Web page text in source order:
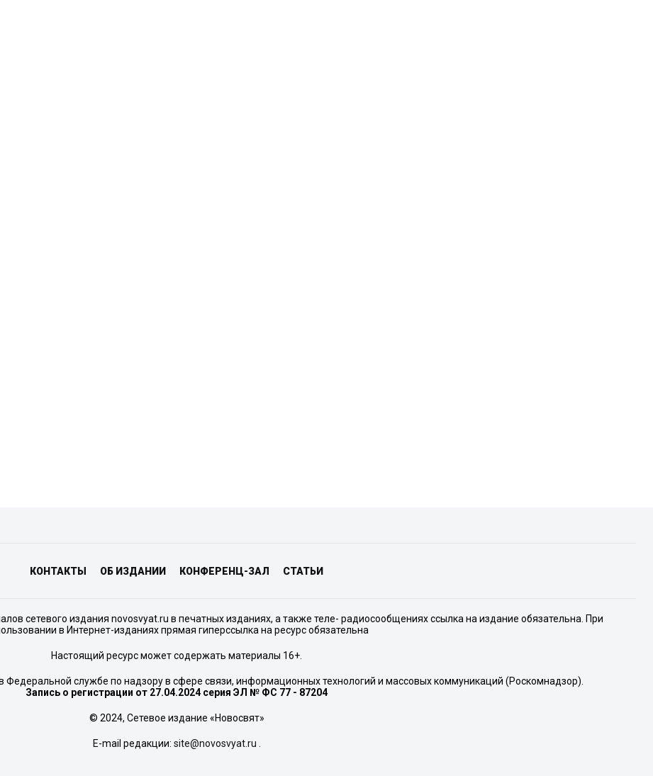
КОНТАКТЫ ОБ ИЗДАНИИ КОНФЕРЕНЦ-ЗАЛ СТАТЬИ
сетевого издания novosvyat.ru в печатных изданиях, а также теле- радиосообщениях ссылка на издание обязательна. При
в Интернет-изданиях прямая гиперссылка на ресурс обязательна
Настоящий ресурс может содержать материалы 16+.
Федеральной службе по надзору в сфере связи, информационных технологий и массовых коммуникаций (Роскомнадзор).
Запись о регистрации от 27.04.2024 серия ЭЛ № ФС 77 - 87204
© 2024, Сетевое издание «Новосвят»
E-mail редакции: site@novosvyat.ru